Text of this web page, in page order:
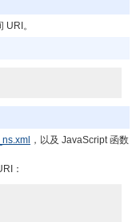
。
，以及 JavaScript 函数
：